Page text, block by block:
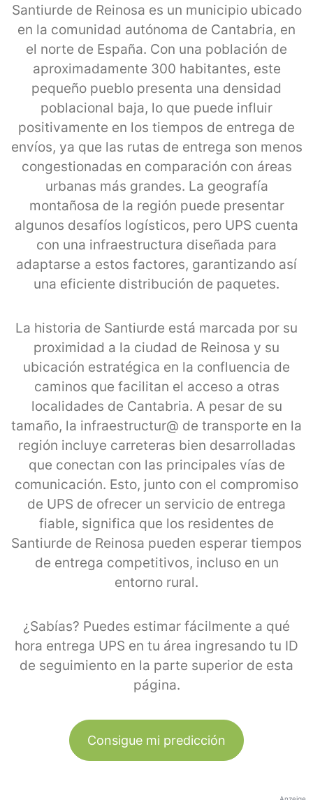
Santiurde de Reinosa es un municipio ubicado
en la comunidad autónoma de Cantabria, en
el norte de España. Con una población de
aproximadamente 300 habitantes, este
pequeño pueblo presenta una densidad
poblacional baja, lo que puede influir
positivamente en los tiempos de entrega de
envíos, ya que las rutas de entrega son menos
congestionadas en comparación con áreas
urbanas más grandes. La geografía
montañosa de la región puede presentar
algunos desafíos logísticos, pero UPS cuenta
con una infraestructura diseñada para
adaptarse a estos factores, garantizando así
una eficiente distribución de paquetes.
La historia de Santiurde está marcada por su
proximidad a la ciudad de Reinosa y su
ubicación estratégica en la confluencia de
caminos que facilitan el acceso a otras
localidades de Cantabria. A pesar de su
tamaño, la infraestructur@ de transporte en la
región incluye carreteras bien desarrolladas
que conectan con las principales vías de
comunicación. Esto, junto con el compromiso
de UPS de ofrecer un servicio de entrega
fiable, significa que los residentes de
Santiurde de Reinosa pueden esperar tiempos
de entrega competitivos, incluso en un
entorno rural.
¿Sabías? Puedes estimar fácilmente a qué
hora entrega UPS en tu área ingresando tu ID
de seguimiento en la parte superior de esta
página.
Consigue mi predicción